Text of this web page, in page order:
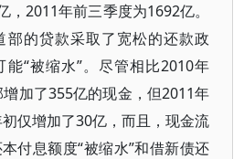
，2011年前三季度为1692亿。
部的贷款采取了宽松的还款政
“被缩水”。尽管相比2010年
加了355亿的现金，但2011年
仅增加了30亿，而且，现金流
付息额度“被缩水”和借新债还